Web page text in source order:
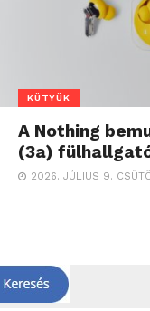
KÜTYÜK
A Nothing
(3a)
2026. JÚLIUS 9.